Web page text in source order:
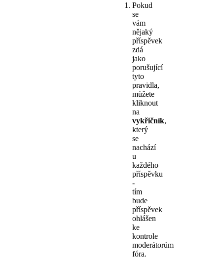
Pokud
se
vám
nějaký
příspěvek
zdá
jako
porušující
tyto
pravidla,
můžete
kliknout
na
vykřičník,
který
se
nachází
u
každého
příspěvku
-
tím
bude
příspěvek
ohlášen
ke
kontrole
moderátorům
fóra.